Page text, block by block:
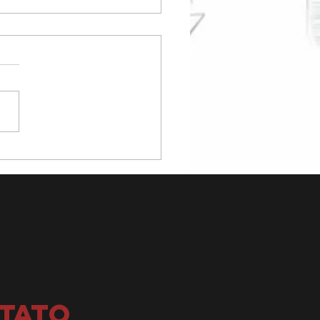
a Choco
uma